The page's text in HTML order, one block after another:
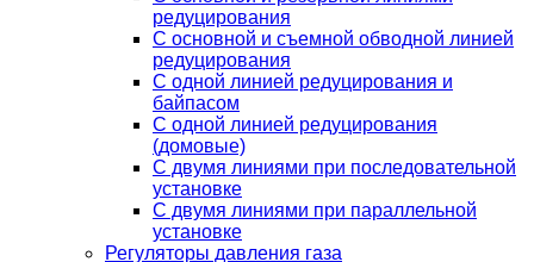
редуцирования
С основной и съемной обводной линией
редуцирования
С одной линией редуцирования и
байпасом
С одной линией редуцирования
(домовые)
С двумя линиями при последовательной
установке
C двумя линиями при параллельной
установке
Регуляторы давления газа